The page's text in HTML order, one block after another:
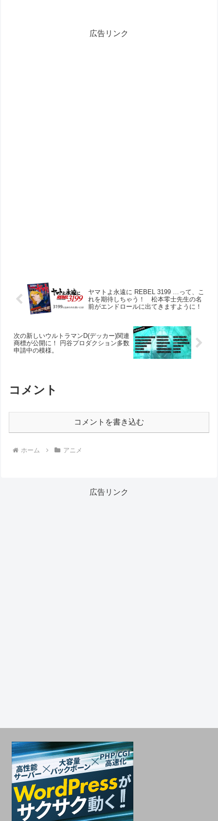
広告リンク
ヤマトよ永遠に REBEL 3199 …って、こ
れを期待しちゃう！ 松本零士先生の名
前がエンドロールに出てきますように！
次の新しいウルトラマンD(デッカー)関連
商標が公開に！ 円谷プロダクション多数
申請中の模様。
コメント
コメントを書き込む
ホーム アニメ
広告リンク